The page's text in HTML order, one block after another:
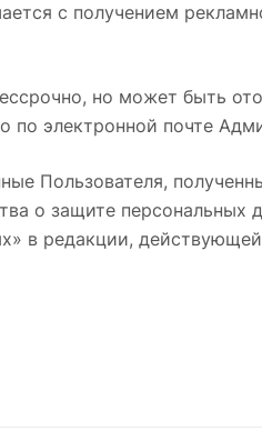
с получением
но может быть
по электронной почте
Пользователя,
о защите персональных
в редакции,